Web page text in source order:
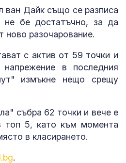
ван Дайк също се разписа
бе достатъчно, за да
ново разочарование.
с актив от 59 точки и
в последния
измъкне нещо срещу
събра 62 точки и вече е
топ 5, като към момента
в класирането.
.